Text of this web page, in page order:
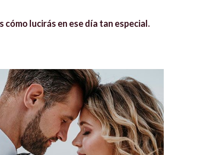
lucirás en ese día tan especial.